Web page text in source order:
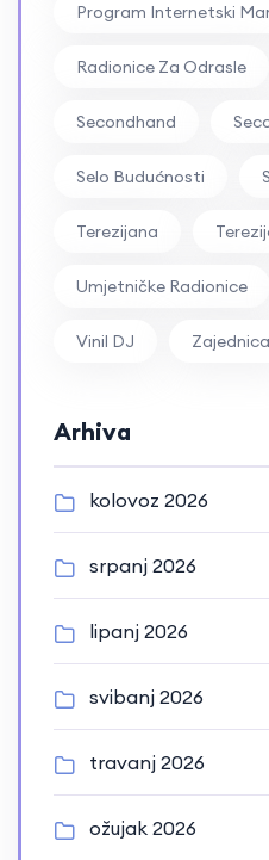
Program Internetski
Radionice Za Odrasle
Secondhand
Selo Budućnosti
Terezijana
Umjetničke Radionice
Vinil DJ
Arhiva
kolovoz 2026
srpanj 2026
lipanj 2026
svibanj 2026
travanj 2026
ožujak 2026